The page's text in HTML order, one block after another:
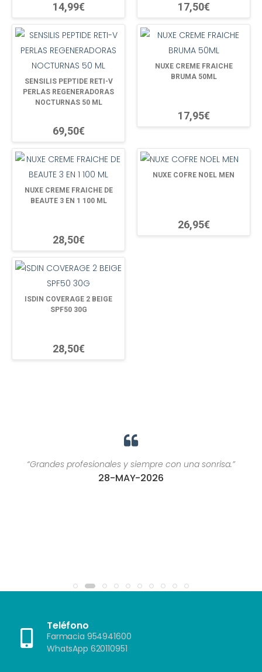
14,99€ 17,50€
SENSILIS PEPTIDE RETI-V
PERLAS REGENERADORAS
NOCTURNAS 50 ML
69,50€
NUXE CREME FRAICHE
BRUMA 50ML
17,95€
NUXE CREME FRAICHE DE
BEAUTE 3 EN 1 100 ML
28,50€
NUXE COFRE NOEL MEN
26,95€
ISDIN COVERAGE 2 BEIGE
SPF50 30G
28,50€
“Grandes profesionales y siempre con una sonrisa.”
28-MAY-2026
Teléfono
Farmacia 954941600
WhatsApp 620110951